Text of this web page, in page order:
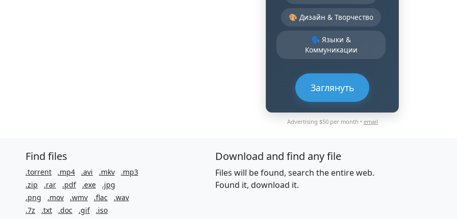
🎨 Дизайн & Творчество
🗣️ Языки &
Коммуникации
Заглянуть
Advertising $50 per month • email
Find files
.torrent .mp4 .avi .mkv
.mp3
.zip
.rar .pdf .exe
.jpg
.png
.mov .wmv .flac
.wav
.7z
.txt .doc .gif .iso
Download and find any file
Files will be found, search the entire web.
Found it, download it.